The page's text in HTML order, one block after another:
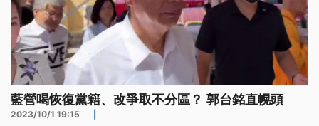
藍營喝恢復黨籍、改爭取不分區？ 郭台銘直幌頭
2023/10/1 19:15